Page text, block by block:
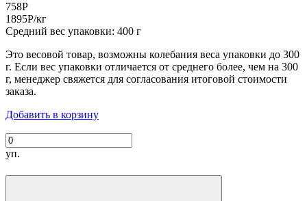
758Р
1895Р/кг
Средний вес упаковки: 400 г
Это весовой товар, возможны колебания веса упаковки до 300
г. Если вес упаковки отличается от среднего более, чем на 300
г, менеджер свяжется для согласования итоговой стоимости
заказа.
Добавить в корзину
уп.